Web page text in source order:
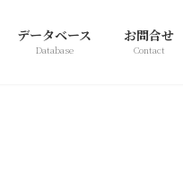
データベース
Database
お問合せ
Contact